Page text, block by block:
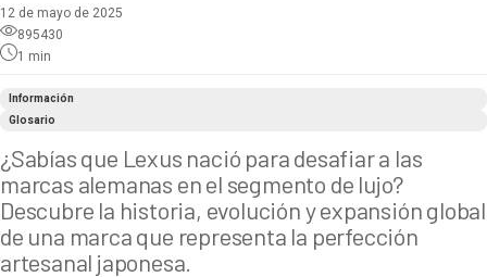
12 de mayo de 2025
895430
1 min
Información
Glosario
¿Sabías que Lexus nació para desafiar a las
marcas alemanas en el segmento de lujo?
Descubre la historia, evolución y expansión global
de una marca que representa la perfección
artesanal japonesa.